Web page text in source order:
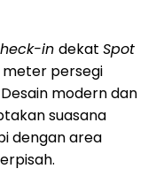
in dekat Spot
meter persegi
modern dan
suasana
dengan area